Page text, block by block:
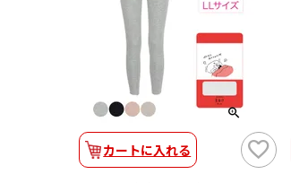
カートに入れる